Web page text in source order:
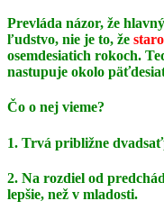
Prevláda názor, že
ľudstvo, nie je to, že
osemdesiatich rokoch.
nastupuje okolo
Čo o nej vieme?
1. Trvá približne
2. Na rozdiel od
lepšie, než v mladosti.